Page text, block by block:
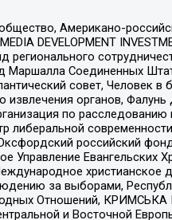
Американо-
DEVELOPMENT
Соединенных
совет, Человек в
органов,
по расследованию
либеральной
российский
Евангельских
христианское
за выборами,
Отношений,
и Восточной